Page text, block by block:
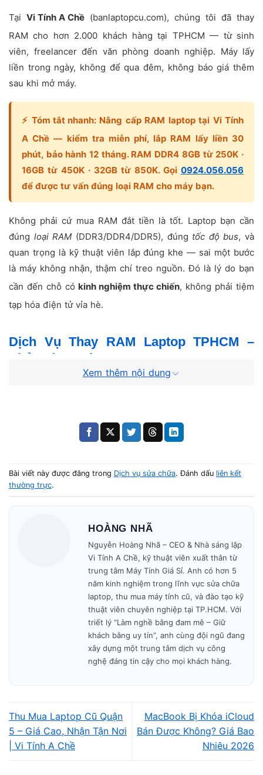
Tại Vi Tính A Chề (banlaptopcu.com), chúng tôi đã thay
RAM cho hơn 2.000 khách hàng tại TPHCM — từ sinh
viên, freelancer đến văn phòng doanh nghiệp. Máy lấy
liền trong ngày, không để qua đêm, không báo giá thêm
sau khi mở máy.
⚡ Tóm tắt nhanh:Nâng cấp RAM laptop tại Vi Tính
A Chề — kiểm tra miễn phí, lắp RAM lấy liền 30
phút, bảo hành 12 tháng. RAM DDR4 8GB từ 250K ·
16GB từ 450K · 32GB từ 850K. Gọi 0924.056.056
để được tư vấn đúng loại RAM cho máy bạn.
Không phải cứ mua RAM đắt tiền là tốt. Laptop bạn cần
đúng loại RAM (DDR3/DDR4/DDR5), đúng tốc độ bus, và
quan trọng là kỹ thuật viên lắp đúng khe — sai một bước
là máy không nhận, thậm chí treo nguồn. Đó là lý do bạn
cần đến chỗ có kinh nghiệm thực chiến, không phải tiệm
tạp hóa điện tử vỉa hè.
Dịch Vụ Thay RAM Laptop TPHCM –
Phủ Toàn Quận
qua Zalo, chúng tôi xem máy tận nơi với đơn từ 2 máy trở
lên (khu vực Tân Bình – Q.10 – Q.11).
📍 Quận 10 · Quận 11
📍 Quận 5 · Quận 6
📍 Bình Thạnh · Phú Nhuận
tư Trường Sa – Hoàng Minh Giám, cách sân bay Tân Sơn
Nhất 5 phút. Mở cửa 9:00 – 19:30, Thứ 2 – Chủ nhật. Xem
thêm dịch vụ
Xem thêm nội dung
Bài viết này được đăng trong Dịch vụ sửa chữa. Đánh dấu liên kết
thường trực.
HOÀNG NHÃ
Nguyễn Hoàng Nhã – CEO & Nhà sáng lập
Vi Tính A Chề, kỹ thuật viên xuất thân từ
trung tâm Máy Tính Giá Sỉ. Anh có hơn 5
năm kinh nghiệm trong lĩnh vực sửa chữa
laptop, thu mua máy tính cũ, và đào tạo kỹ
thuật viên chuyên nghiệp tại TP.HCM. Với
triết lý “Làm nghề bằng đam mê – Giữ
khách bằng uy tín”, anh cùng đội ngũ đang
xây dựng một trung tâm dịch vụ công
nghệ đáng tin cậy cho mọi khách hàng.
Thu Mua Laptop Cũ Quận
5 – Giá Cao, Nhận Tận Nơi
| Vi Tính A Chề
MacBook Bị Khóa iCloud
Bán Được Không? Giá Bao
Nhiêu 2026